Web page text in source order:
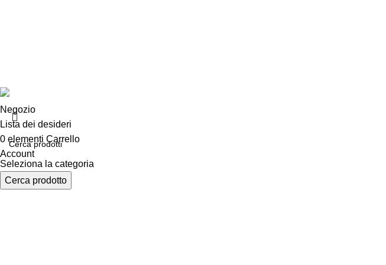
Seleziona la categoria
Cerca prodotto
Negozio
Lista dei desideri
0 elementi Carrello
Account